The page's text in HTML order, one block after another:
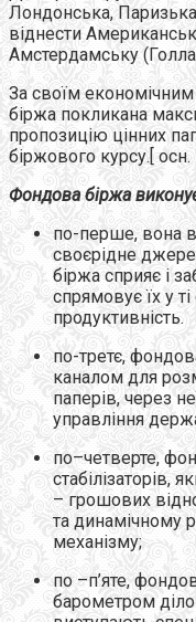
Лондонська,
віднести
Амстердамську
За своїм
біржа покликана
пропозицію цінних
біржового курсу.[ осн.
Фондова біржа
по-перше, вона
своєрідне
біржа сприяє і
спрямовує їх у
продуктивність.
по-третє,
каналом для
паперів, через
управління
по–четверте,
стабілізаторів,
– грошових
та динамічному
механізму;
по –п’яте,
барометром